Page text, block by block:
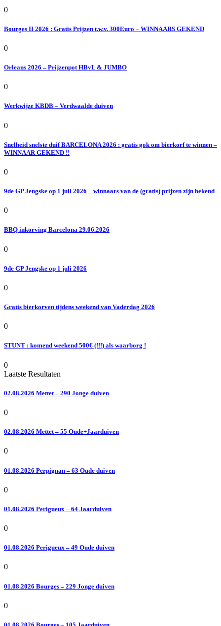
0
Bourges II 2026 : Gratis Prijzen t.w.v. 300Euro – WINNAARS GEKEND
0
Orleans 2026 – Prijzenpot HBvL & JUMBO
0
Werkwijze KBDB – Verdwaalde duiven
0
Snelheid snelste duif BARCELONA 2026 : gratis gok om bierkorf te winnen –
WINNAAR GEKEND !!
0
9de GP Jengske op 1 juli 2026 – winnaars van de (gratis) prijzen zijn bekend
0
BBQ inkorving Barcelona 29.06.2026
0
9de GP Jengske op 1 juli 2026
0
Gratis bierkorven tijdens weekend van Vaderdag 2026
0
STUNT : komend weekend 500€ (!!!) als waarborg !
0
Laatste Resultaten
02.08.2026 Mettet – 290 Jonge duiven
0
02.08.2026 Mettet – 55 Oude+Jaarduiven
0
01.08.2026 Perpignan – 63 Oude duiven
0
01.08.2026 Perigueux – 64 Jaarduiven
0
01.08.2026 Perigueux – 49 Oude duiven
0
01.08.2026 Bourges – 229 Jonge duiven
0